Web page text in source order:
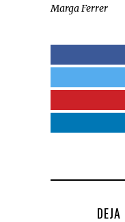
Marga Ferrer